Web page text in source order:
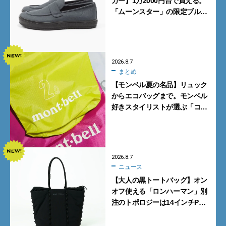
「ムーンスター」の限定ブルー
2026.8.7
まとめ
【モンベル夏の名品】リュック
からエコバッグまで。モンベル
好きスタイリストが選ぶ「コス
2026.8.7
ニュース
【大人の黒トートバッグ】オン
オフ使える「ロンハーマン」別
注のトポロジーは14インチPC